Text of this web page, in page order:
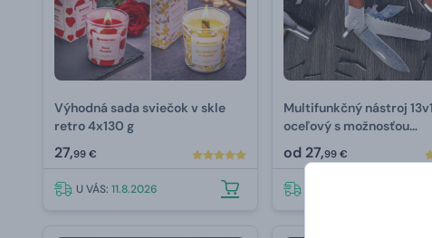
Výhodná sada sviečok v skle
retro 4x130 g
27,99 €
U VÁS: 11.8.2026
Multifunkčný nástroj
oceľový s možnosťou
gravírovania
od 27,99 €